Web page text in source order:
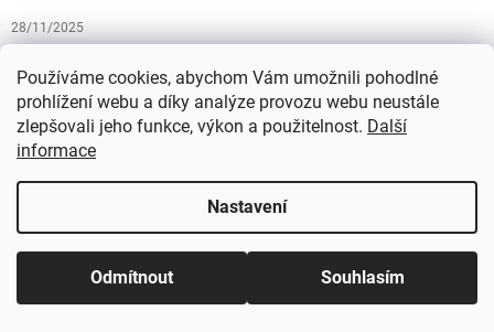
Používáme cookies, abychom Vám umožnili pohodlné
prohlížení webu a díky analýze provozu webu neustále
zlepšovali jeho funkce, výkon a použitelnost. Další
informace
Nastavení
Odmítnout Souhlasím
28/11/2025
výsledek bez starostí
19/07/2025
Vytvořil Shoptet